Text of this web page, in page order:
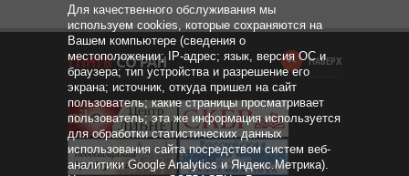
НАВЕРХ
Для качественного обслуживания мы
используем cookies, которые сохраняются на
Вашем компьютере (сведения о
местоположении; IP-адрес; язык, версия ОС и
браузера; тип устройства и разрешение его
экрана; источник, откуда пришел на сайт
пользователь; какие страницы просматривает
пользователь; эта же информация используется
для обработки статистических данных
использования сайта посредством систем веб-
аналитики Google Analytics и Яндекс.Метрика).